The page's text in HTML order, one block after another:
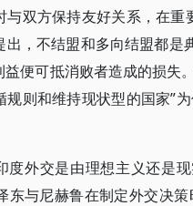
与双方保持友好关系，在
出，不结盟和多向结盟都
便可抵消败者造成的损失
规则和维持现状型的国家”
度外交是由理想主义还是
东与尼赫鲁在制定外交决